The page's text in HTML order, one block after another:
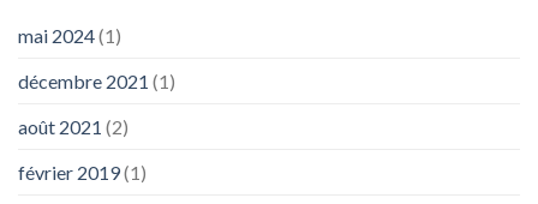
mai 2024(1)
décembre 2021 (1)
août 2021 (2)
février 2019(1)